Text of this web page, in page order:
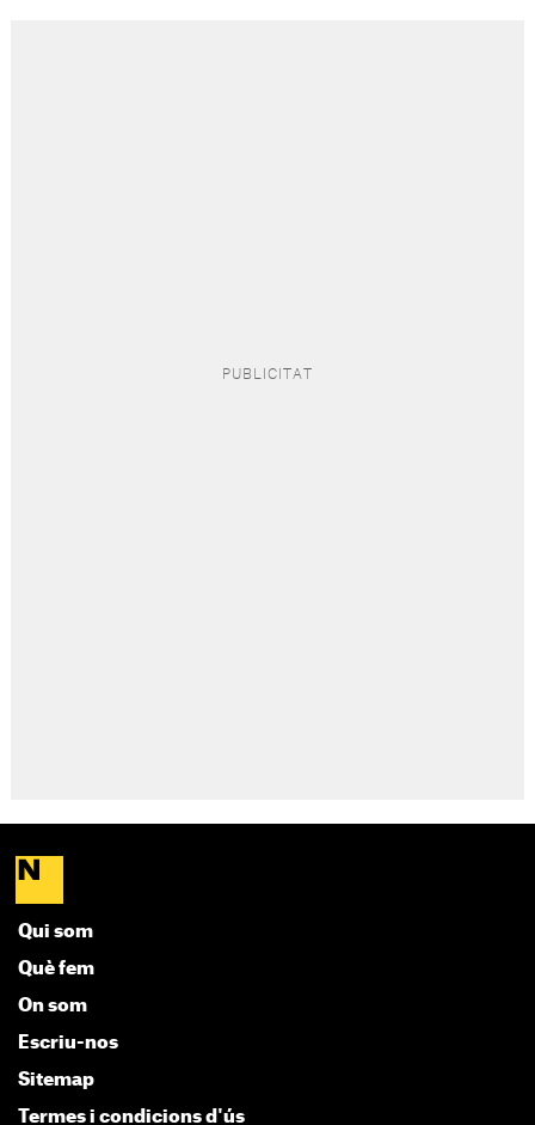
Qui som
Què fem
On som
Escriu-nos
Sitemap
Termes i condicions d'ús